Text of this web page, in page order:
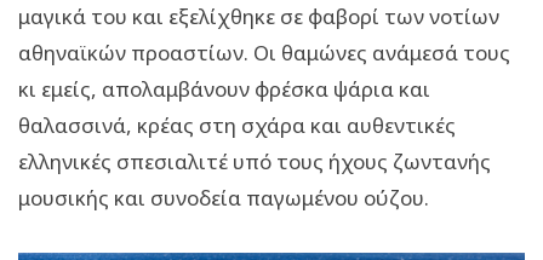
μαγικά του και εξελίχθηκε σε φαβορί των νοτίων
αθηναϊκών προαστίων. Οι θαμώνες ανάμεσά τους
κι εμείς, απολαμβάνουν φρέσκα ψάρια και
θαλασσινά, κρέας στη σχάρα και αυθεντικές
ελληνικές σπεσιαλιτέ υπό τους ήχους ζωντανής
μουσικής και συνοδεία παγωμένου ούζου.